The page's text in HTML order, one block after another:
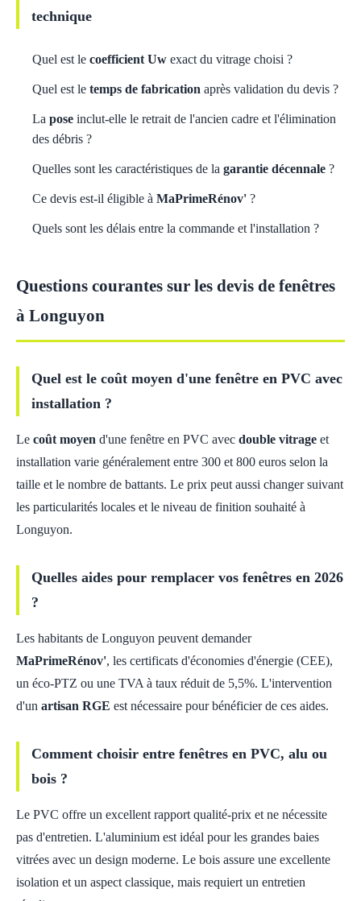
technique
Quel est le coefficient Uw exact du vitrage choisi ?
Quel est le temps de fabrication après validation du devis ?
La pose inclut-elle le retrait de l'ancien cadre et l'élimination
des débris ?
Quelles sont les caractéristiques de la garantie décennale ?
Ce devis est-il éligible à MaPrimeRénov' ?
Quels sont les délais entre la commande et l'installation ?
Questions courantes sur les devis de fenêtres
à Longuyon
Quel est le coût moyen d'une fenêtre en PVC avec
installation ?
Le coût moyen d'une fenêtre en PVC avec double vitrage et
installation varie généralement entre 300 et 800 euros selon la
taille et le nombre de battants. Le prix peut aussi changer suivant
les particularités locales et le niveau de finition souhaité à
Longuyon.
Quelles aides pour remplacer vos fenêtres en 2026
?
Les habitants de Longuyon peuvent demander
MaPrimeRénov', les certificats d'économies d'énergie (CEE),
un éco-PTZ ou une TVA à taux réduit de 5,5%. L'intervention
d'un artisan RGE est nécessaire pour bénéficier de ces aides.
Comment choisir entre fenêtres en PVC, alu ou
bois ?
Le PVC offre un excellent rapport qualité-prix et ne nécessite
pas d'entretien. L'aluminium est idéal pour les grandes baies
vitrées avec un design moderne. Le bois assure une excellente
isolation et un aspect classique, mais requiert un entretien